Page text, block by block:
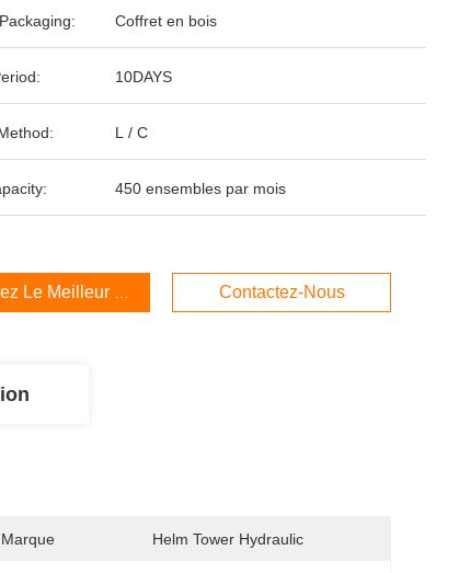
Coffret en bois
10DAYS
L / C
450 ensembles par mois
Le Meilleur Prix Contactez-Nous
Helm Tower Hydraulic